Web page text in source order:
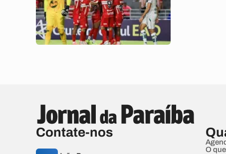
Contate-nos
O